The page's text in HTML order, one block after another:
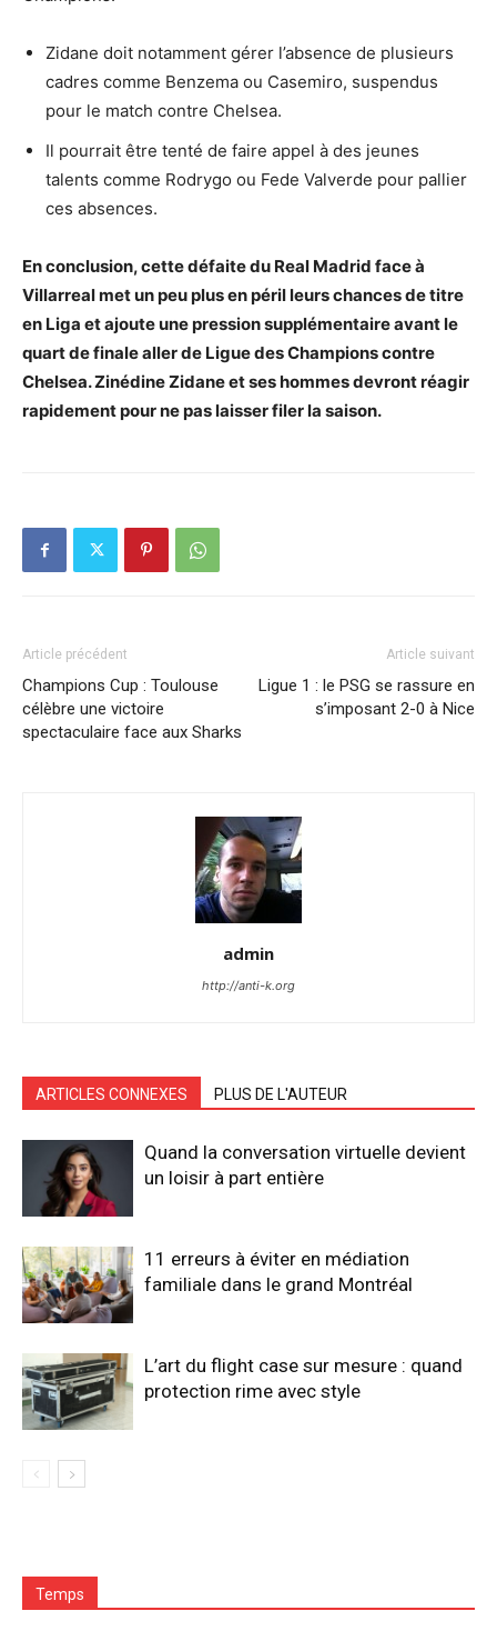
Zidane doit notamment gérer l’absence de plusieurs
cadres comme Benzema ou Casemiro, suspendus
pour le match contre Chelsea.
Il pourrait être tenté de faire appel à des jeunes
talents comme Rodrygo ou Fede Valverde pour pallier
ces absences.
En conclusion, cette défaite du Real Madrid face à
Villarreal met un peu plus en péril leurs chances de titre
en Liga et ajoute une pression supplémentaire avant le
quart de finale aller de Ligue des Champions contre
Chelsea. Zinédine Zidane et ses hommes devront réagir
rapidement pour ne pas laisser filer la saison.
Article précédent
Champions Cup : Toulouse
célèbre une victoire
spectaculaire face aux Sharks
Article suivant
Ligue 1 : le PSG se rassure en
s’imposant 2-0 à Nice
admin
http://anti-k.org
ARTICLES CONNEXES PLUS DE L'AUTEUR
Quand la conversation virtuelle devient
un loisir à part entière
11 erreurs à éviter en médiation
familiale dans le grand Montréal
L’art du flight case sur mesure : quand
protection rime avec style
Temps